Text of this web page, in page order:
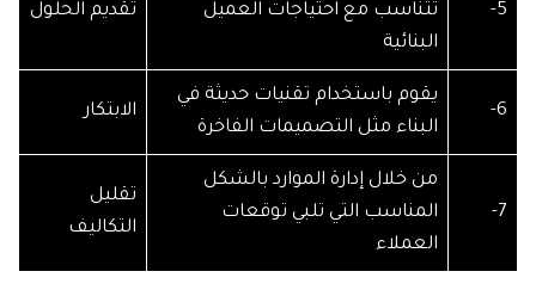
5-
تتناسب مع احتياجات العميل
البنائية
تقديم الحلول
6-
يقوم باستخدام تقنيات حديثة في
البناء مثل التصميمات الفاخرة
الابتكار
7-
من خلال إدارة الموارد بالشكل
المناسب التي تلبي توقعات
العملاء
تقليل
التكاليف